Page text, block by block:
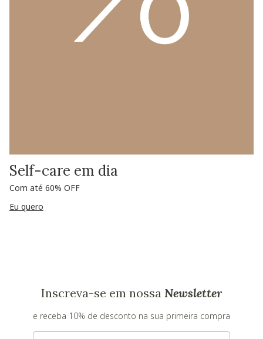
Self-care em dia
Com até 60% OFF
Eu quero
Inscreva-se em nossa Newsletter
e receba 10% de desconto na sua primeira compra
E-mail